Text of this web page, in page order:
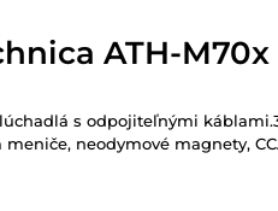
ATH-M70x
s odpojiteľnými
neodymové magnety,